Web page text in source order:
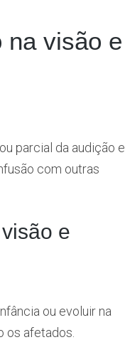
na visão e
parcial da audição e
com outras
e
ou evoluir na
os afetados.